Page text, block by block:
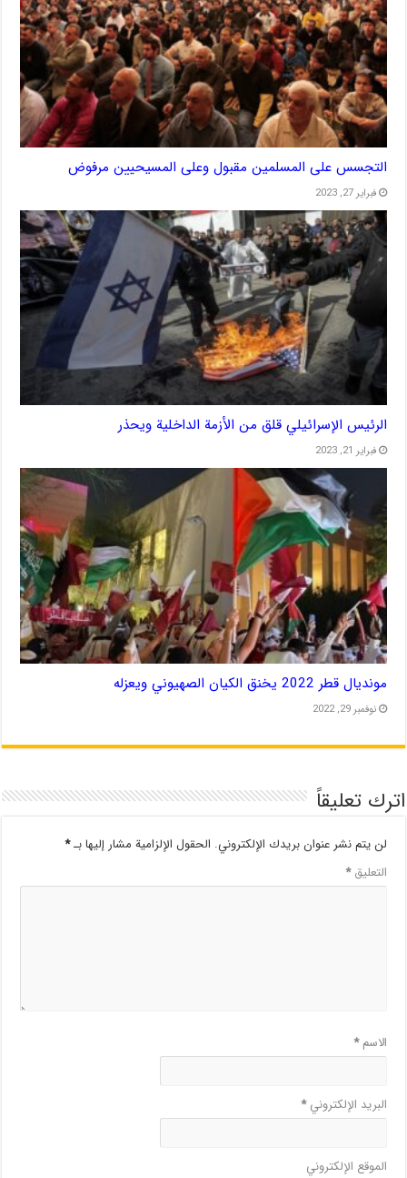
التجسس على المسلمين مقبول وعلى المسيحيين مرفوض
فبراير 27, 2023
الرئيس الإسرائيلي قلق من الأزمة الداخلية ويحذر
فبراير 21, 2023
مونديال قطر 2022 يخنق الكيان الصهيوني ويعزله
نوفمبر 29, 2022
اترك تعليقاً
لن يتم نشر عنوان بريدك الإلكتروني. الحقول الإلزامية مشار إليها بـ*
التعليق*
الاسم*
البريد الإلكتروني*
الموقع الإلكتروني